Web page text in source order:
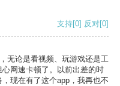
支持[0] 反对[0]
无论是看视频、玩游戏还是工
网速卡顿了。以前出差的时
现在有了这个app，我再也不